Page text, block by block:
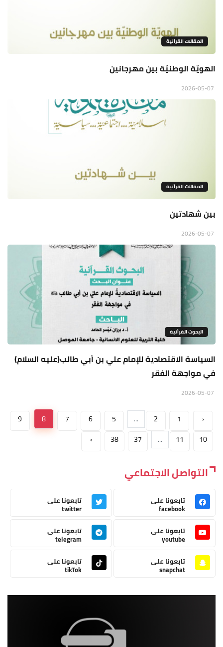
المقالات القراَنية
الهويّة الوطنيّة بين مهرجانين
المقالات القراَنية
بين شهادتين
البحوث القرأنية
السياسة الاقتصادية للإمام علي بن أبي طالب(عليه السلام)
في مواجهة الفقر
‹
1
2
...
5
6
7
8
9
10
11
...
37
38
›
التواصل الاجتماعي
تابعونا على
facebook
تابعونا على
twitter
تابعونا على
youtube
تابعونا على
telegram
تابعونا على
snapchat
تابعونا على
tikTok